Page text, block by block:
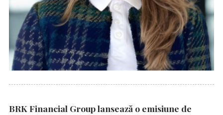
BRK Financial Group lansează o emisiune de